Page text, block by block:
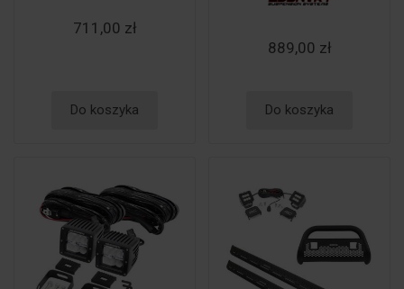
711,00 zł
Do koszyka
889,00 zł
Do koszyka